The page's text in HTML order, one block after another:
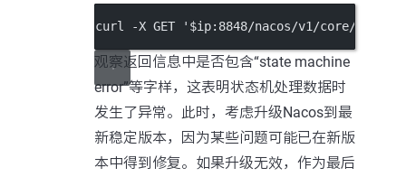
curl -X GET '$ip:8848/nacos/v1/core/
观察返回信息中是否包含“state machine
error”等字样，这表明状态机处理数据时
发生了异常。此时，考虑升级Nacos到最
新稳定版本，因为某些问题可能已在新版
本中得到修复。如果升级无效，作为最后